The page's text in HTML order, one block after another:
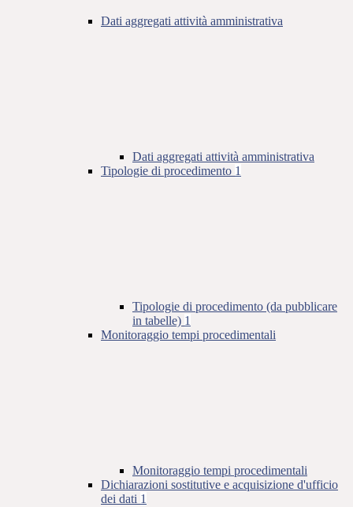
Dati aggregati attività amministrativa
Dati aggregati attività amministrativa
Tipologie di procedimento 1
Tipologie di procedimento (da pubblicare
in tabelle) 1
Monitoraggio tempi procedimentali
Monitoraggio tempi procedimentali
Dichiarazioni sostitutive e acquisizione d'ufficio
dei dati 1